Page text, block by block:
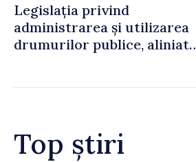
Legislația privind
administrarea și utilizarea
drumurilor publice, aliniată
Top știri